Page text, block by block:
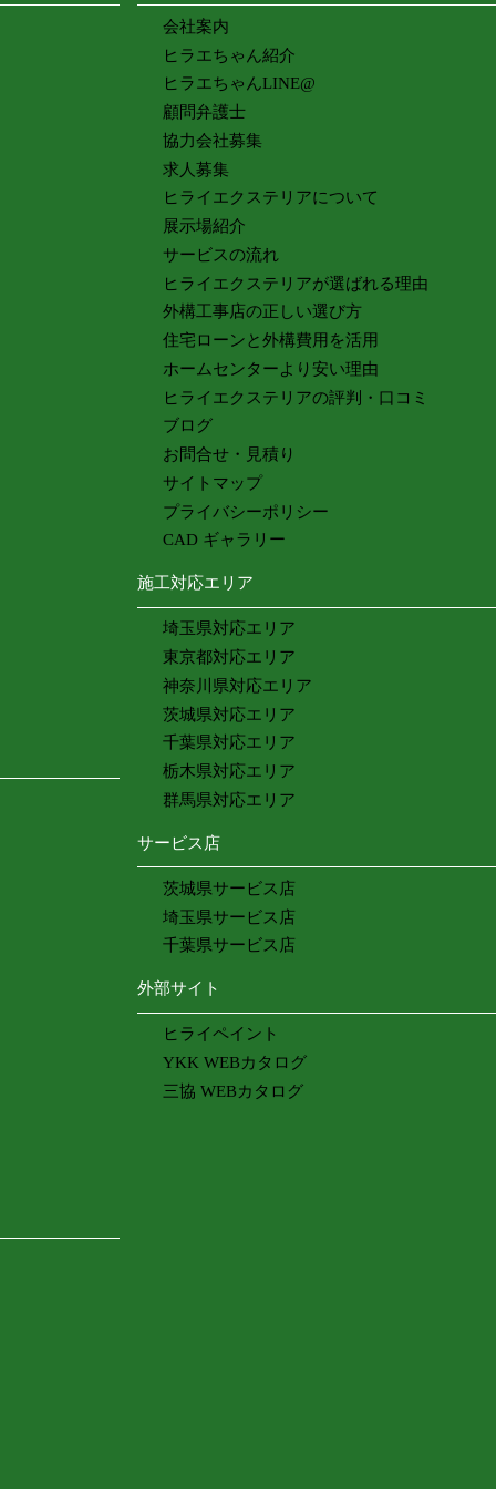
会社案内
ヒラエちゃん紹介
ヒラエちゃんLINE@
顧問弁護士
協力会社募集
求人募集
ヒライエクステリアについて
展示場紹介
サービスの流れ
ヒライエクステリアが選ばれる理由
外構工事店の正しい選び方
住宅ローンと外構費用を活用
ホームセンターより安い理由
ヒライエクステリアの評判・口コミ
ブログ
お問合せ・見積り
サイトマップ
プライバシーポリシー
CAD ギャラリー
施工対応エリア
埼玉県対応エリア
東京都対応エリア
神奈川県対応エリア
茨城県対応エリア
千葉県対応エリア
栃木県対応エリア
群馬県対応エリア
サービス店
茨城県サービス店
埼玉県サービス店
千葉県サービス店
外部サイト
ヒライペイント
YKK WEBカタログ
三協 WEBカタログ